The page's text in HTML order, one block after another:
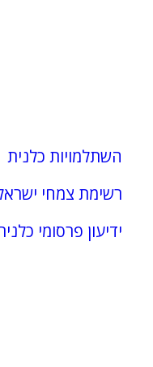
השתלמויות כלנית
רשימת צמחי
ידיעון פרסומי כלנית מס.20,